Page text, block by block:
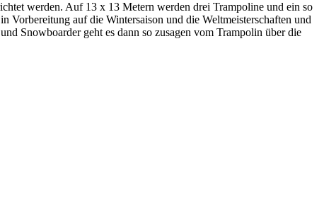
werden. Auf 13 x 13 Metern werden drei Trampoline und ein so
Vorbereitung auf die Wintersaison und die Weltmeisterschaften und
Snowboarder geht es dann so zusagen vom Trampolin über die